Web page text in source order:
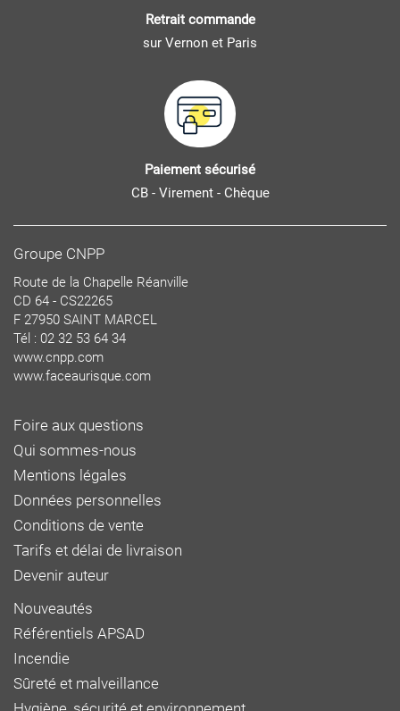
Retrait commande
sur Vernon et Paris
Paiement sécurisé
CB - Virement - Chèque
Groupe CNPP
Route de la Chapelle Réanville
CD 64 - CS22265
F 27950 SAINT MARCEL
Tél : 02 32 53 64 34
www.cnpp.com
www.faceaurisque.com
Foire aux questions
Qui sommes-nous
Mentions légales
Données personnelles
Conditions de vente
Tarifs et délai de livraison
Devenir auteur
Nouveautés
Référentiels APSAD
Incendie
Sûreté et malveillance